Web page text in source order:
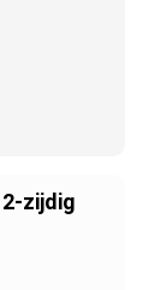
zijdig